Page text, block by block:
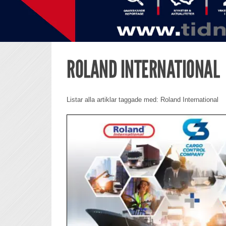
ROLAND INTERNATIONAL
Listar alla artiklar taggade med: Roland International